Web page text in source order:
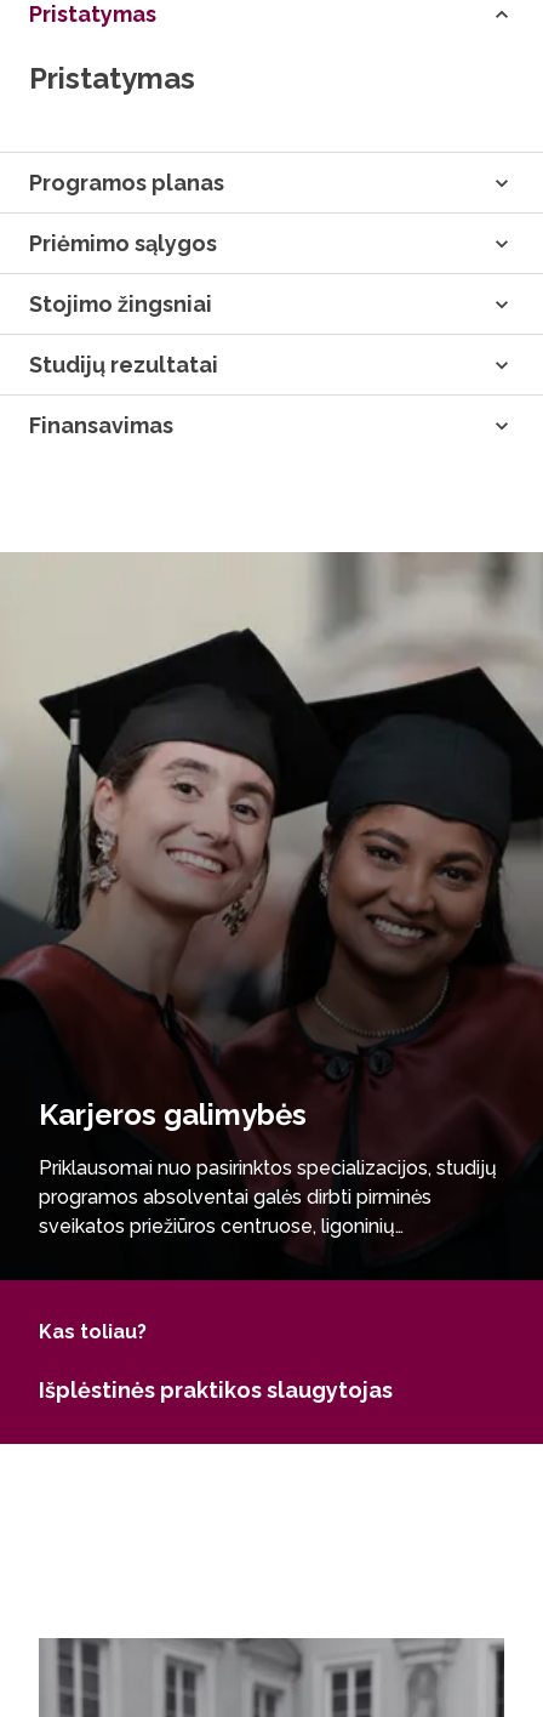
Pristatymas
Pristatymas
Programos planas
Priėmimo sąlygos
Stojimo žingsniai
Studijų rezultatai
Finansavimas
Karjeros galimybės
Priklausomai nuo pasirinktos specializacijos, studijų
programos absolventai galės dirbti pirminės
sveikatos priežiūros centruose, ligoninių
operacinėse, intensyviosios priežiūros skyriuose,
skubiosios medicinos pagalbos skyriuose.
absolventai taip pat pasirinkti dėstytojo ar
Kas toliau?
Išplėstinės praktikos slaugytojas